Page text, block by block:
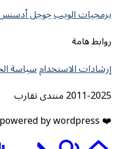
برمجيات الويبجوجل أدسنس
روابط هامة
إرشادات الاستخدامسياسة
2011-2025 منتدى تقارب
❤️ proudly powered by wordpress